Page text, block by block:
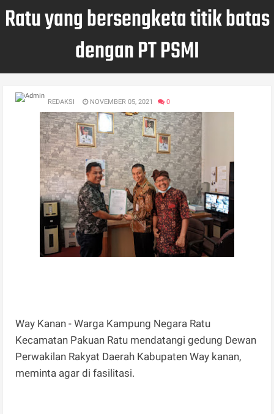
Ratu yang bersengketa titik batas
dengan PT PSMI
REDAKSI NOVEMBER 05, 2021 0
Way Kanan - Warga Kampung Negara Ratu
Kecamatan Pakuan Ratu mendatangi gedung Dewan
Perwakilan Rakyat Daerah Kabupaten Way kanan,
meminta agar di fasilitasi.